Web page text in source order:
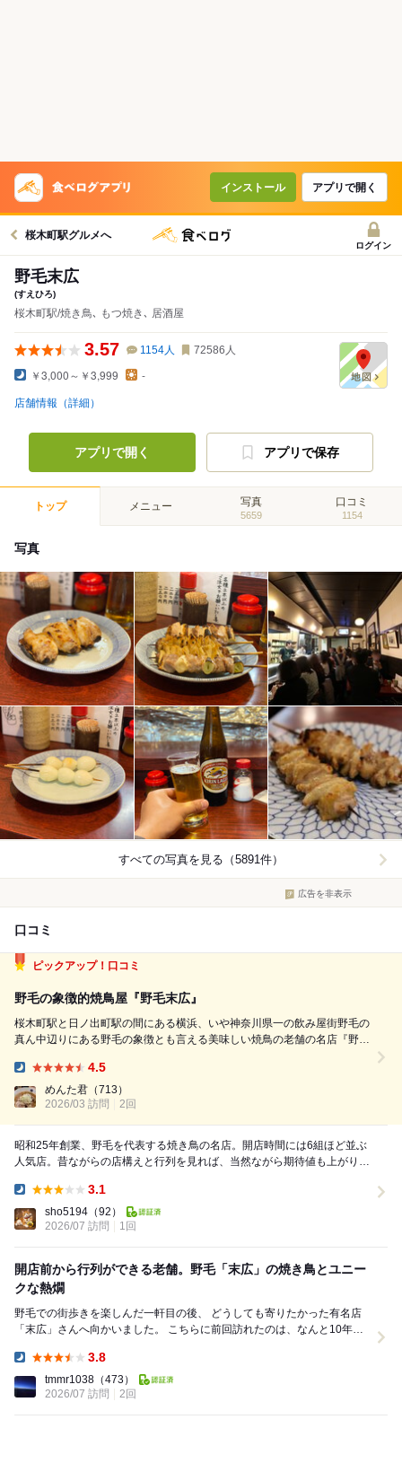
インストール アプリで開く
桜木町駅グルメへ
ログイン
野毛末広
(すえひろ)
桜木町駅/焼き鳥､ もつ焼き､ 居酒屋
3.57 1154人 72586 人
￥3,000～￥3,999 -
店舗情報（詳細）
アプリで開く アプリで保存
トップ メニュー 写真
5659
口コミ
1154
写真
すべての写真を見る（5891件）
広告を非表示
口コミ
ピックアップ！口コミ
野毛の象徴的焼鳥屋『野毛末広』
桜木町駅と日ノ出町駅の間にある横浜、いや神奈川県一の飲み屋街野毛の
真ん中辺りにある野毛の象徴とも言える美味しい焼鳥の老舗の名店『野毛
えばやはり『末広』 焼鳥と真摯に向き合いメニューはほぼ焼鳥のみ☆ 焼
鳥以外は...
4.5
めんた君 （713）
2026/03 訪問
2回
昭和25年創業、野毛を代表する焼き鳥の名店。開店時間には6組ほど並ぶ
人気店。昔ながらの店構えと行列を見れば、当然ながら期待値も上がりま
3.1
sho5194 （92）
2026/07 訪問
1回
開店前から行列ができる老舗。野毛「末広」の焼き鳥とユニー
クな熱燗
野毛での街歩きを楽しんだ一軒目の後、 どうしても寄りたかった有名店
「末広」さんへ向かいました。 こちらに前回訪れたのは、なんと10年以
3.8
tmmr1038 （473）
2026/07 訪問
2回